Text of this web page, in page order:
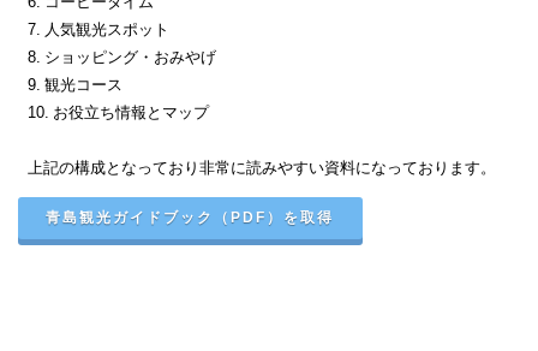
7. 人気観光スポット
8. ショッピング・おみやげ
9. 観光コース
10. お役立ち情報とマップ
上記の構成となっており非常に読みやすい資料になっております。
青島観光ガイドブック（PDF）を取得